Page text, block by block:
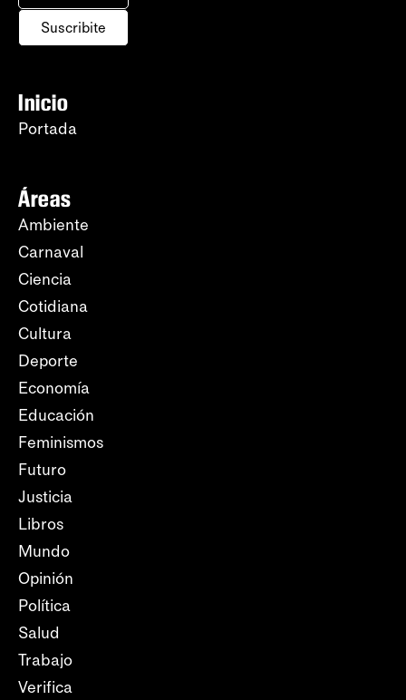
Suscribite
Inicio
Portada
Áreas
Ambiente
Carnaval
Ciencia
Cotidiana
Cultura
Deporte
Economía
Educación
Feminismos
Futuro
Justicia
Libros
Mundo
Opinión
Política
Salud
Trabajo
Verifica